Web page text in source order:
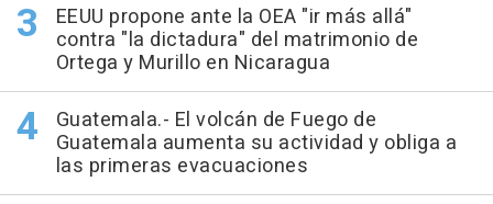
EEUU propone ante la OEA "ir más allá"
contra "la dictadura" del matrimonio de
Ortega y Murillo en Nicaragua
Guatemala.- El volcán de Fuego de
Guatemala aumenta su actividad y obliga a
las primeras evacuaciones